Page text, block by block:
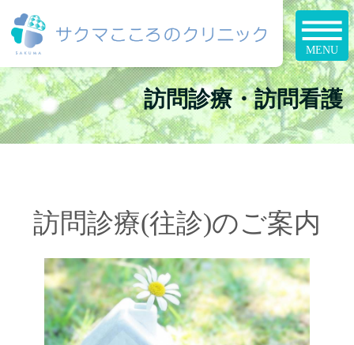
訪問診療・訪問看護
訪問診療(往診)のご案内